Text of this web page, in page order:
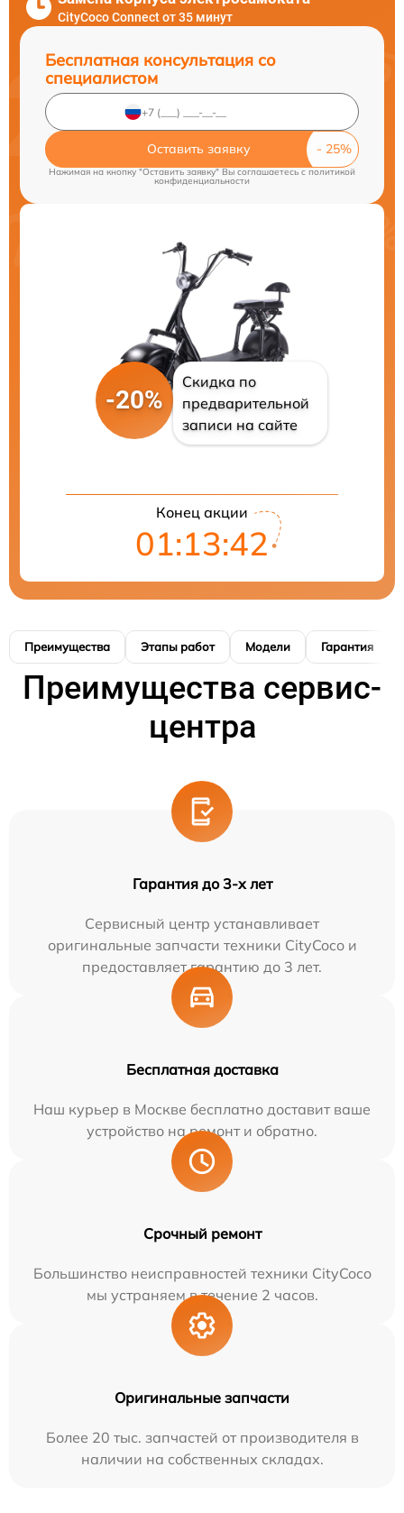
CityCoco Connect от 35 минут
Бесплатная консультация со
специалистом
Оставить заявку
Нажимая на кнопку "Оставить заявку" Вы соглашаетесь cполитикой
конфиденциальности
-20%
Скидка по
предварительной
записи на сайте
Конец акции
01:13:41
Преимущества Этапы работ Модели Гарантия
Преимущества сервис-
центра
Гарантия до 3-х лет
Сервисный центр устанавливает
оригинальные запчасти техники CityCoco и
предоставляет гарантию до 3 лет.
Бесплатная доставка
Наш курьер в Москве бесплатно доставит ваше
устройство на ремонт и обратно.
Срочный ремонт
Большинство неисправностей техники CityCoco
мы устраняем в течение 2 часов.
Оригинальные запчасти
Более 20 тыс. запчастей от производителя в
наличии на собственных складах.